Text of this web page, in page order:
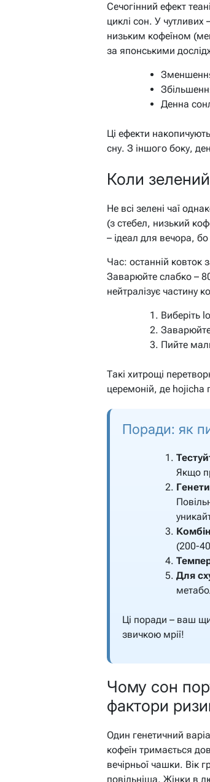
Сечогінний ефект
циклі сон. У
низьким кофеїном
за японськими
Денна
Ці ефекти
сну. З іншого боку,
Коли
Не всі зелені чаї
(з стебел, низький
– ідеал для вечора,
Час: останній ковток
Заварюйте слабко –
нейтралізує частину
Виберіть
Пийте
Такі хитрощі
церемоній, де hojicha
Поради: як
Якщо
(200-
Для
Ці поради – ваш
звичкою мрії!
Чому сон
фактори
Один генетичний
кофеїн тримається
вечірньої чашки. Вік
повільніша. Жінки в